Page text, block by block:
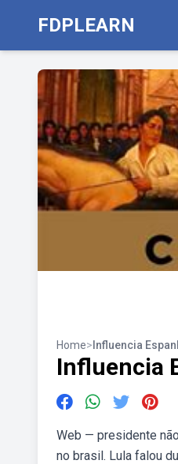
FDPLEARN
Home> Influencia
Influencia
Web — presidente
no brasil. Lula falou